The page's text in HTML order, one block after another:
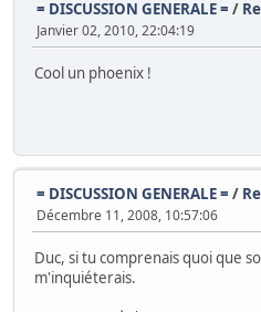
= DISCUSSION GENERALE = /
Janvier 02, 2010, 22:04:19
Cool un phoenix !
= DISCUSSION GENERALE = /
Décembre 11, 2008, 10:57:06
Duc, si tu comprenais quoi que
m'inquiéterais.